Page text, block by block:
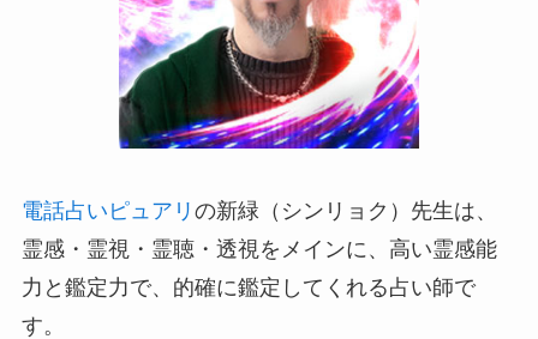
電話占いピュアリ の新緑（シンリョク）先生は、
霊感・霊視・霊聴・透視をメインに、高い霊感能
力と鑑定力で、的確に鑑定してくれる占い師で
す。